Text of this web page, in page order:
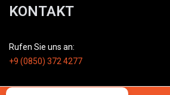
KONTAKT
Rufen Sie uns an:
+9 (0850) 372 4277